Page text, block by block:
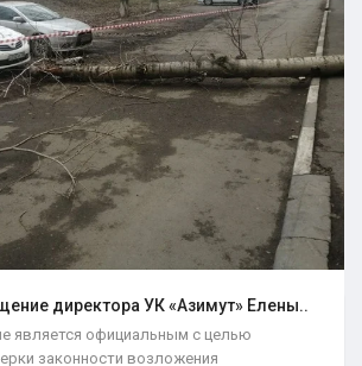
директора УК «Азимут» Елены..
является официальным с целью
законности возложения